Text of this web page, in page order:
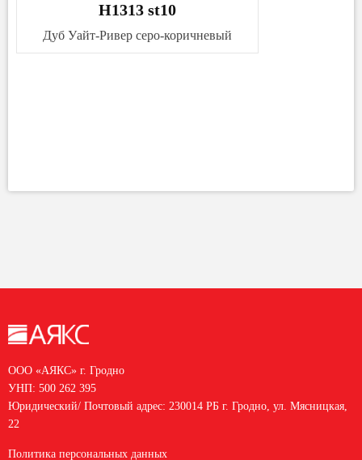
H1313 st10
Дуб Уайт-Ривер серо-коричневый
ООО «АЯКС» г. Гродно
УНП: 500 262 395
Юридический/ Почтовый адрес: 230014 РБ г. Гродно, ул. Мясницкая,
22
Политика персональных данных